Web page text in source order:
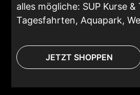
alles mögliche: SUP Kurse &
Tagesfahrten, Aquapark,
JETZT SHOPPEN